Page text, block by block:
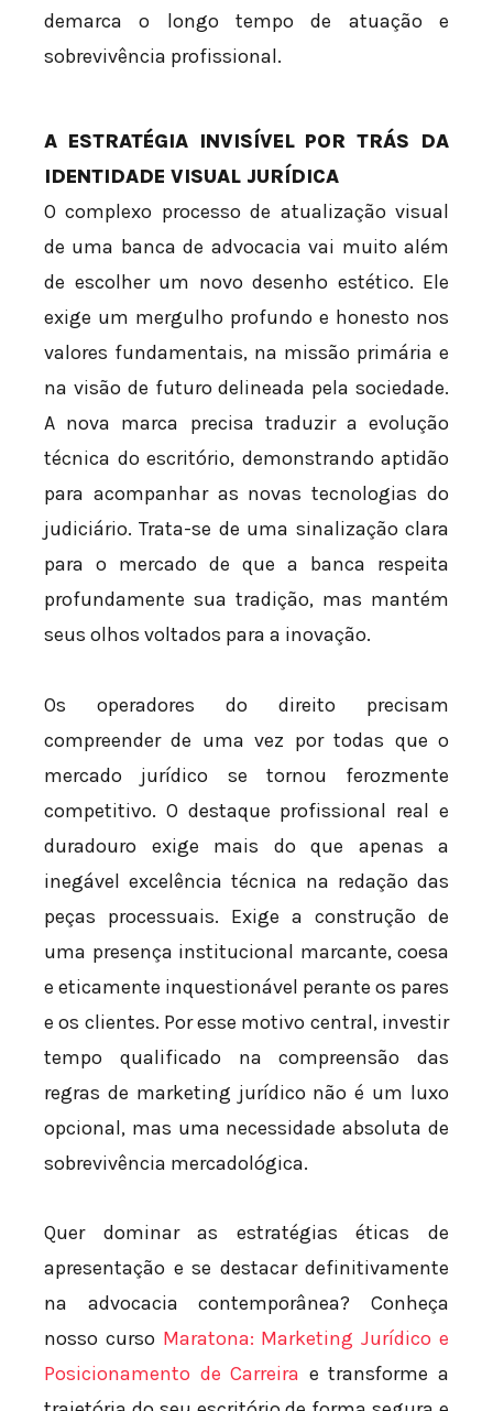
demarca o longo tempo de atuação e
sobrevivência profissional.
A ESTRATÉGIA INVISÍVEL POR TRÁS DA
IDENTIDADE VISUAL JURÍDICA
O complexo processo de atualização visual
de uma banca de advocacia vai muito além
de escolher um novo desenho estético. Ele
exige um mergulho profundo e honesto nos
valores fundamentais, na missão primária e
na visão de futuro delineada pela sociedade.
A nova marca precisa traduzir a evolução
técnica do escritório, demonstrando aptidão
para acompanhar as novas tecnologias do
judiciário. Trata-se de uma sinalização clara
para o mercado de que a banca respeita
profundamente sua tradição, mas mantém
seus olhos voltados para a inovação.
Os operadores do direito precisam
compreender de uma vez por todas que o
mercado jurídico se tornou ferozmente
competitivo. O destaque profissional real e
duradouro exige mais do que apenas a
inegável excelência técnica na redação das
peças processuais. Exige a construção de
uma presença institucional marcante, coesa
e eticamente inquestionável perante os pares
e os clientes. Por esse motivo central, investir
tempo qualificado na compreensão das
regras de marketing jurídico não é um luxo
opcional, mas uma necessidade absoluta de
sobrevivência mercadológica.
Quer dominar as estratégias éticas de
apresentação e se destacar definitivamente
na advocacia contemporânea? Conheça
nosso curso Maratona: Marketing Jurídico e
Posicionamento de Carreira e transforme a